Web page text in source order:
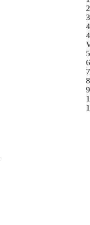
2
3
4
5
6
7
8
9